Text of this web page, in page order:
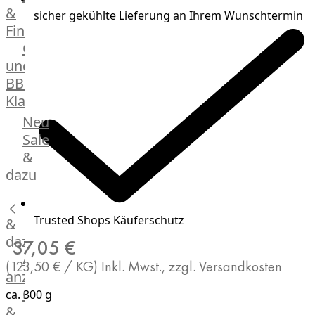
Manufaktur
Bratwurstsets
Toppings
Hackfleisch
Aufschnitt
Schinken
&
Fingerfood
Grill-
und
BBQ-
Klassiker
Beilagen
Brot
Brötchen
Burger
Buns
&
Hot
Dog
Brötchen
Desserts
Neu
Sale
&
dazu
&
dazu
Alle
anzeigen
Gewürze
sicher gekühlte Lieferung an Ihrem Wunschtermin
Trusted Shops Käuferschutz
37,05 €
(123,50 € / KG) Inkl. Mwst., zzgl. Versandkosten
ca. 300 g